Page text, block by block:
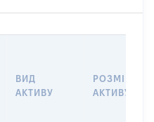
ВИД
АКТИВУ
РОЗМІР
АКТИВУ